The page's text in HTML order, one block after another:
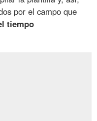
por el campo que
tiempo